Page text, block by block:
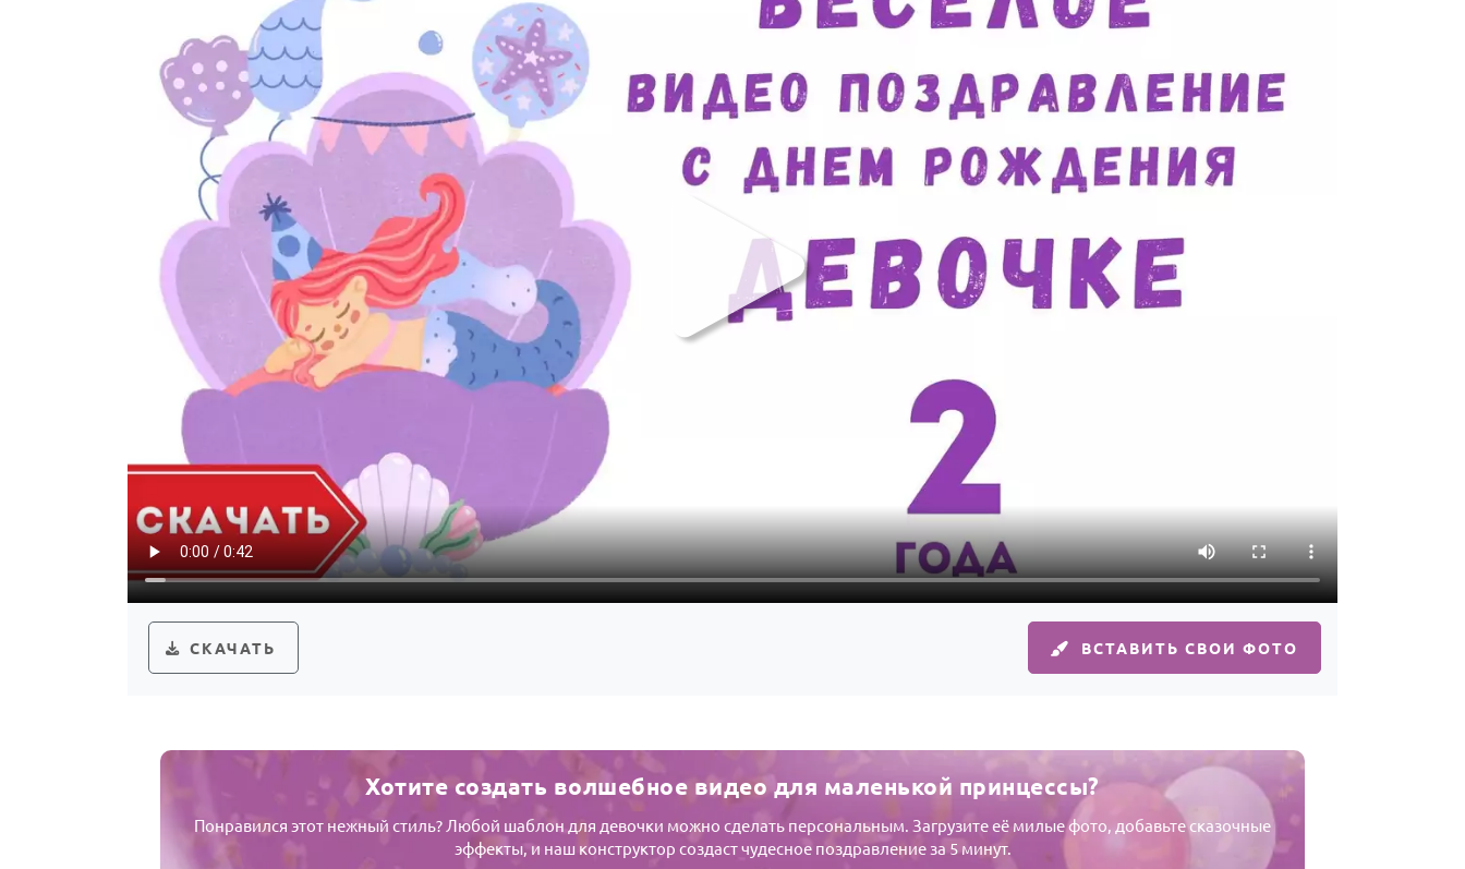
СКАЧАТЬ ВСТАВИТЬ СВОИ ФОТО
Хотите создать волшебное видео для маленькой принцессы?
Понравился этот нежный стиль? Любой шаблон для девочки можно сделать персональным. Загрузите её милые фото, добавьте сказочные
эффекты, и наш конструктор создаст чудесное поздравление за 5 минут.